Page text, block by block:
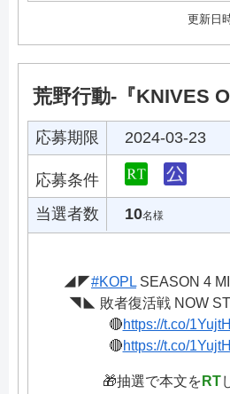
更新日
荒野行動-『KNIVES
応募期限 2024-03-23
応募条件
当選者数
10名様
◢◤#KOPLSEASON 4
◥◣ 敗者復活戦 NOW
🔴https://t.co/
🔴https://t.co/
🎁抽選で本文を RT